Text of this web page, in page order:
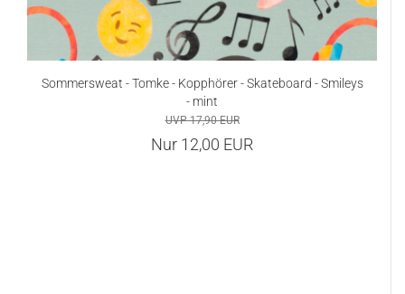
Sommersweat - Tomke - Kopphörer - Skateboard - Smileys
- mint
UVP 17,90 EUR
Nur 12,00 EUR